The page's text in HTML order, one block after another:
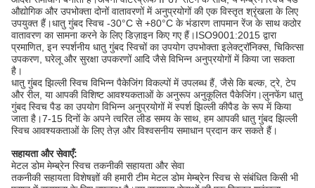
औद्योगिक और उपभोक्ता दोनों वातावरणों में अनुप्रयोगों की एक विस्तृत श्रृंखला के लिए
उपयुक्त हैं।धातु गुंबद स्विच -30°C से +80°C के भंडारण तापमान रेंज के साथ कठोर
वातावरण का सामना करने के लिए डिज़ाइन किए गए हैं।ISO9001:2015 द्वारा
प्रमाणित, इन स्पर्शनीय धातु गुंबद स्विचों का उपयोग उपभोक्ता इलेक्ट्रॉनिक्स, चिकित्सा
उपकरण, घरेलू और सुरक्षा उपकरणों आदि जैसे विभिन्न अनुप्रयोगों में किया जा सकता
है।
धातु गुंबद झिल्ली स्विच विभिन्न पैकेजिंग विकल्पों में उपलब्ध हैं, जैसे कि बल्क, ट्रे, टेप
और रील, या आपकी विशिष्ट आवश्यकताओं के अनुरूप अनुकूलित पैकेजिंग।लुनफेंग धातु
गुंबद स्विच पैड का उपयोग विभिन्न अनुप्रयोगों में स्पर्श झिल्ली कीपैड के रूप में किया
जाता है।7-15 दिनों के अपने त्वरित लीड समय के साथ, हम आपकी धातु गुंबद झिल्ली
स्विच आवश्यकताओं के लिए तेज़ और विश्वसनीय समाधान प्रदान कर सकते हैं।
सहायता और सेवाएँ:
मेटल डोम मेम्ब्रेन स्विच तकनीकी सहायता और सेवा
तकनीकी सहायता विशेषज्ञों की हमारी टीम मेटल डोम मेम्ब्रेन स्विच से संबंधित किसी भी